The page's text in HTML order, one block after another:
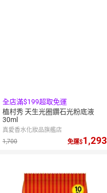
全店滿$199超取免運
植村秀 天生光圈鑽石光粉底液
30ml
真愛香水化妝品旗艦店
1,700
免運 1,293